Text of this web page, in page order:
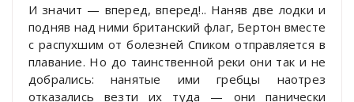
И значит — вперед, вперед!.. Наняв две лодки и
подняв над ними британский флаг, Бертон вместе
с распухшим от болезней Спиком отправляется в
плавание. Но до таинственной реки они так и не
добрались: нанятые ими гребцы наотрез
отказались везти их туда — они панически